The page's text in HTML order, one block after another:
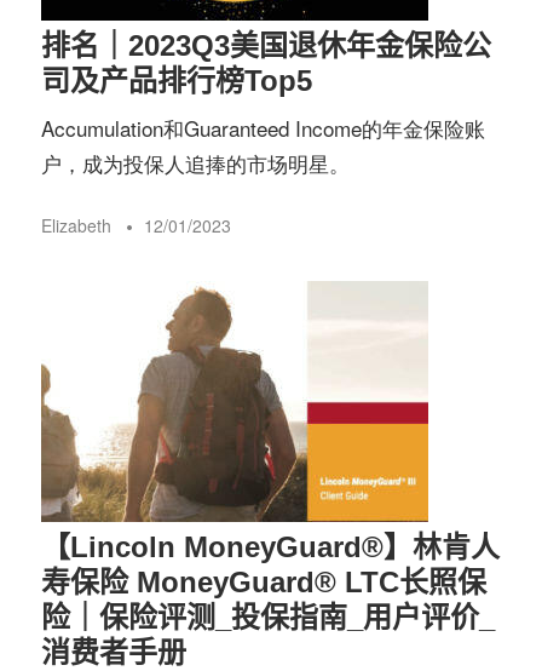
排名｜2023Q3美国退休年金保险公
司及产品排行榜Top5
Accumulation和Guaranteed Income的年金保险账
户，成为投保人追捧的市场明星。
Elizabeth 12/01/2023
【Lincoln MoneyGuard®️】林肯人
寿保险 MoneyGuard®️ LTC长照保
险｜保险评测_投保指南_用户评价_
消费者手册